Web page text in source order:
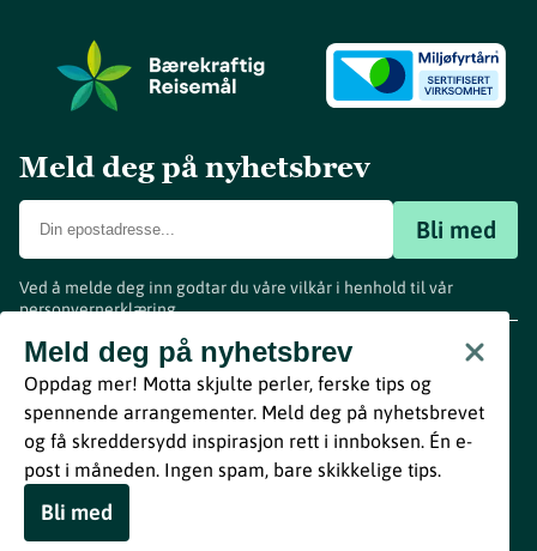
Meld deg på nyhetsbrev
Bli med
Ved å melde deg inn godtar du våre vilkår i henhold til vår
personvernerklæring.
Meld deg på nyhetsbrev
Oppdag mer! Motta skjulte perler, ferske tips og
spennende arrangementer. Meld deg på nyhetsbrevet
og få skreddersydd inspirasjon rett i innboksen. Én e-
post i måneden. Ingen spam, bare skikkelige tips.
Bli med
www.visitvestfold.com
Turistinformasjon
Vestfold Fylkeskommune
ByBreakfast